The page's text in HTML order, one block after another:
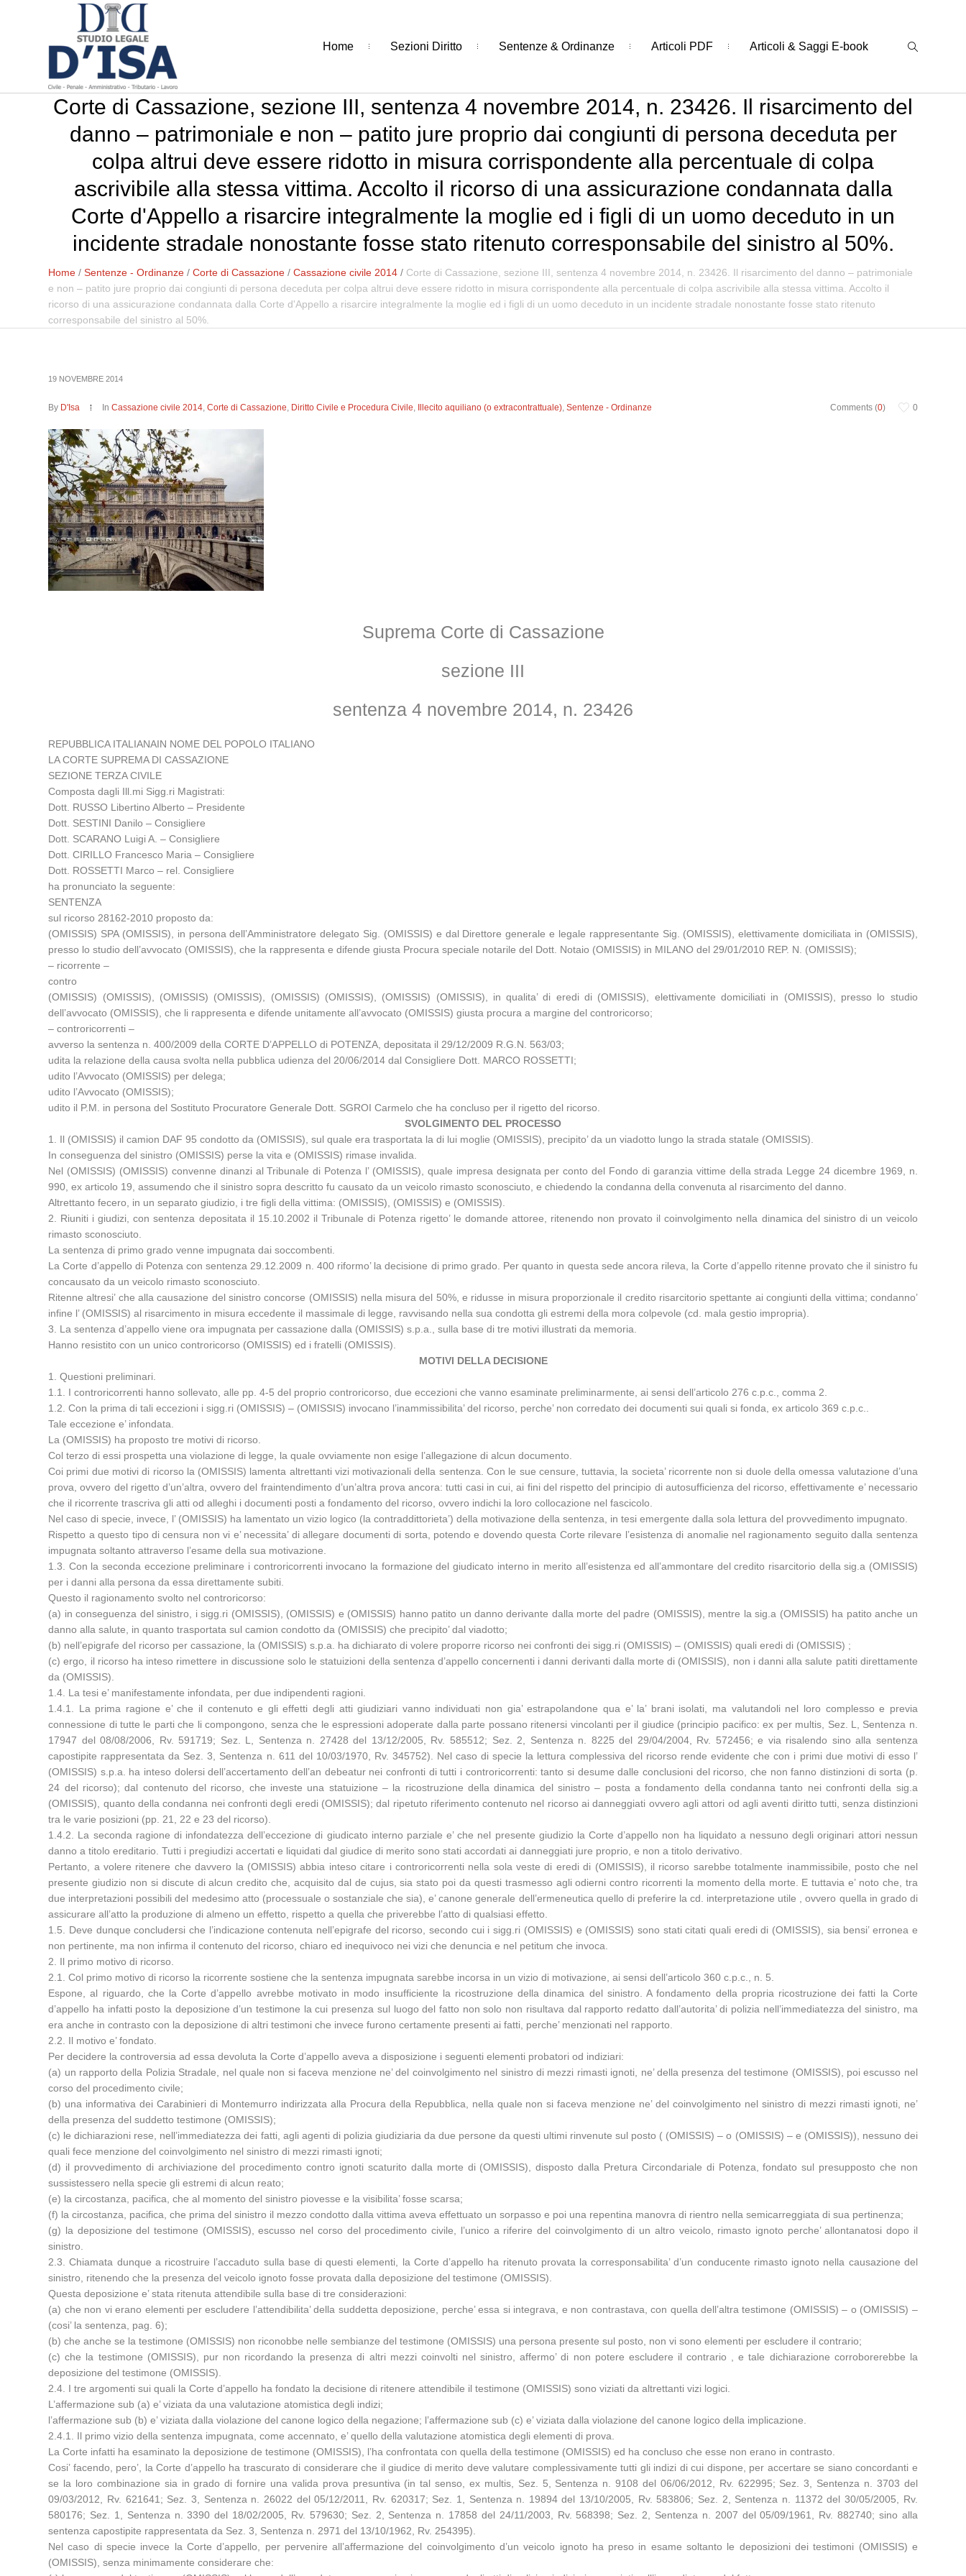
Home Sezioni Diritto Sentenze & Ordinanze Articoli PDF Articoli & Saggi E-book
Corte di Cassazione, sezione III, sentenza 4 novembre 2014, n. 23426. Il risarcimento del
danno – patrimoniale e non – patito jure proprio dai congiunti di persona deceduta per
colpa altrui deve essere ridotto in misura corrispondente alla percentuale di colpa
ascrivibile alla stessa vittima. Accolto il ricorso di una assicurazione condannata dalla
Corte d'Appello a risarcire integralmente la moglie ed i figli di un uomo deceduto in un
incidente stradale nonostante fosse stato ritenuto corresponsabile del sinistro al 50%.
Home /Sentenze - Ordinanze /Corte di Cassazione /Cassazione civile 2014 / Corte di Cassazione, sezione III, sentenza 4 novembre 2014, n. 23426. Il risarcimento del danno – patrimoniale
e non – patito jure proprio dai congiunti di persona deceduta per colpa altrui deve essere ridotto in misura corrispondente alla percentuale di colpa ascrivibile alla stessa vittima. Accolto il
ricorso di una assicurazione condannata dalla Corte d'Appello a risarcire integralmente la moglie ed i figli di un uomo deceduto in un incidente stradale nonostante fosse stato ritenuto
corresponsabile del sinistro al 50%.
19 NOVEMBRE 2014
Comments (0) 0
By D'Isa InCassazione civile 2014,Corte di Cassazione, Diritto Civile e Procedura Civile, Illecito aquiliano (o extracontrattuale),Sentenze - Ordinanze
Suprema Corte di Cassazione
sezione III
sentenza 4 novembre 2014, n. 23426
REPUBBLICA ITALIANAIN NOME DEL POPOLO ITALIANO
LA CORTE SUPREMA DI CASSAZIONE
SEZIONE TERZA CIVILE
Composta dagli Ill.mi Sigg.ri Magistrati:
Dott. RUSSO Libertino Alberto – Presidente
Dott. SESTINI Danilo – Consigliere
Dott. SCARANO Luigi A. – Consigliere
Dott. CIRILLO Francesco Maria – Consigliere
Dott. ROSSETTI Marco – rel. Consigliere
ha pronunciato la seguente:
SENTENZA
sul ricorso 28162-2010 proposto da:
(OMISSIS) SPA (OMISSIS), in persona dell’Amministratore delegato Sig. (OMISSIS) e dal Direttore generale e legale rappresentante Sig. (OMISSIS), elettivamente domiciliata in (OMISSIS),
presso lo studio dell’avvocato (OMISSIS), che la rappresenta e difende giusta Procura speciale notarile del Dott. Notaio (OMISSIS) in MILANO del 29/01/2010 REP. N. (OMISSIS);
– ricorrente –
contro
(OMISSIS) (OMISSIS), (OMISSIS) (OMISSIS), (OMISSIS) (OMISSIS), (OMISSIS) (OMISSIS), in qualita’ di eredi di (OMISSIS), elettivamente domiciliati in (OMISSIS), presso lo studio
dell’avvocato (OMISSIS), che li rappresenta e difende unitamente all’avvocato (OMISSIS) giusta procura a margine del controricorso;
– controricorrenti –
avverso la sentenza n. 400/2009 della CORTE D’APPELLO di POTENZA, depositata il 29/12/2009 R.G.N. 563/03;
udita la relazione della causa svolta nella pubblica udienza del 20/06/2014 dal Consigliere Dott. MARCO ROSSETTI;
udito l’Avvocato (OMISSIS) per delega;
udito l’Avvocato (OMISSIS);
udito il P.M. in persona del Sostituto Procuratore Generale Dott. SGROI Carmelo che ha concluso per il rigetto del ricorso.
SVOLGIMENTO DEL PROCESSO
1. Il (OMISSIS) il camion DAF 95 condotto da (OMISSIS), sul quale era trasportata la di lui moglie (OMISSIS), precipito’ da un viadotto lungo la strada statale (OMISSIS).
In conseguenza del sinistro (OMISSIS) perse la vita e (OMISSIS) rimase invalida.
Nel (OMISSIS) (OMISSIS) convenne dinanzi al Tribunale di Potenza l’ (OMISSIS), quale impresa designata per conto del Fondo di garanzia vittime della strada Legge 24 dicembre 1969, n.
990, ex articolo 19, assumendo che il sinistro sopra descritto fu causato da un veicolo rimasto sconosciuto, e chiedendo la condanna della convenuta al risarcimento del danno.
Altrettanto fecero, in un separato giudizio, i tre figli della vittima: (OMISSIS), (OMISSIS) e (OMISSIS).
2. Riuniti i giudizi, con sentenza depositata il 15.10.2002 il Tribunale di Potenza rigetto’ le domande attoree, ritenendo non provato il coinvolgimento nella dinamica del sinistro di un veicolo
rimasto sconosciuto.
La sentenza di primo grado venne impugnata dai soccombenti.
La Corte d’appello di Potenza con sentenza 29.12.2009 n. 400 riformo’ la decisione di primo grado. Per quanto in questa sede ancora rileva, la Corte d’appello ritenne provato che il sinistro fu
concausato da un veicolo rimasto sconosciuto.
Ritenne altresi’ che alla causazione del sinistro concorse (OMISSIS) nella misura del 50%, e ridusse in misura proporzionale il credito risarcitorio spettante ai congiunti della vittima; condanno’
infine l’ (OMISSIS) al risarcimento in misura eccedente il massimale di legge, ravvisando nella sua condotta gli estremi della mora colpevole (cd. mala gestio impropria).
3. La sentenza d’appello viene ora impugnata per cassazione dalla (OMISSIS) s.p.a., sulla base di tre motivi illustrati da memoria.
Hanno resistito con un unico controricorso (OMISSIS) ed i fratelli (OMISSIS).
MOTIVI DELLA DECISIONE
1. Questioni preliminari.
1.1. I controricorrenti hanno sollevato, alle pp. 4-5 del proprio controricorso, due eccezioni che vanno esaminate preliminarmente, ai sensi dell’articolo 276 c.p.c., comma 2.
1.2. Con la prima di tali eccezioni i sigg.ri (OMISSIS) – (OMISSIS) invocano l’inammissibilita’ del ricorso, perche’ non corredato dei documenti sui quali si fonda, ex articolo 369 c.p.c..
Tale eccezione e’ infondata.
La (OMISSIS) ha proposto tre motivi di ricorso.
Col terzo di essi prospetta una violazione di legge, la quale ovviamente non esige l’allegazione di alcun documento.
Coi primi due motivi di ricorso la (OMISSIS) lamenta altrettanti vizi motivazionali della sentenza. Con le sue censure, tuttavia, la societa’ ricorrente non si duole della omessa valutazione d’una
prova, ovvero del rigetto d’un’altra, ovvero del fraintendimento d’un’altra prova ancora: tutti casi in cui, ai fini del rispetto del principio di autosufficienza del ricorso, effettivamente e’ necessario
che il ricorrente trascriva gli atti od alleghi i documenti posti a fondamento del ricorso, ovvero indichi la loro collocazione nel fascicolo.
Nel caso di specie, invece, l’ (OMISSIS) ha lamentato un vizio logico (la contraddittorieta’) della motivazione della sentenza, in tesi emergente dalla sola lettura del provvedimento impugnato.
Rispetto a questo tipo di censura non vi e’ necessita’ di allegare documenti di sorta, potendo e dovendo questa Corte rilevare l’esistenza di anomalie nel ragionamento seguito dalla sentenza
impugnata soltanto attraverso l’esame della sua motivazione.
1.3. Con la seconda eccezione preliminare i controricorrenti invocano la formazione del giudicato interno in merito all’esistenza ed all’ammontare del credito risarcitorio della sig.a (OMISSIS)
per i danni alla persona da essa direttamente subiti.
Questo il ragionamento svolto nel controricorso:
(a) in conseguenza del sinistro, i sigg.ri (OMISSIS), (OMISSIS) e (OMISSIS) hanno patito un danno derivante dalla morte del padre (OMISSIS), mentre la sig.a (OMISSIS) ha patito anche un
danno alla salute, in quanto trasportata sul camion condotto da (OMISSIS) che precipito’ dal viadotto;
(b) nell’epigrafe del ricorso per cassazione, la (OMISSIS) s.p.a. ha dichiarato di volere proporre ricorso nei confronti dei sigg.ri (OMISSIS) – (OMISSIS) quali eredi di (OMISSIS) ;
(c) ergo, il ricorso ha inteso rimettere in discussione solo le statuizioni della sentenza d’appello concernenti i danni derivanti dalla morte di (OMISSIS), non i danni alla salute patiti direttamente
da (OMISSIS).
1.4. La tesi e’ manifestamente infondata, per due indipendenti ragioni.
1.4.1. La prima ragione e’ che il contenuto e gli effetti degli atti giudiziari vanno individuati non gia’ estrapolandone qua e’ la’ brani isolati, ma valutandoli nel loro complesso e previa
connessione di tutte le parti che li compongono, senza che le espressioni adoperate dalla parte possano ritenersi vincolanti per il giudice (principio pacifico: ex per multis, Sez. L, Sentenza n.
17947 del 08/08/2006, Rv. 591719; Sez. L, Sentenza n. 27428 del 13/12/2005, Rv. 585512; Sez. 2, Sentenza n. 8225 del 29/04/2004, Rv. 572456; e via risalendo sino alla sentenza
capostipite rappresentata da Sez. 3, Sentenza n. 611 del 10/03/1970, Rv. 345752). Nel caso di specie la lettura complessiva del ricorso rende evidente che con i primi due motivi di esso l’
(OMISSIS) s.p.a. ha inteso dolersi dell’accertamento dell’an debeatur nei confronti di tutti i controricorrenti: tanto si desume dalle conclusioni del ricorso, che non fanno distinzioni di sorta (p.
24 del ricorso); dal contenuto del ricorso, che investe una statuizione – la ricostruzione della dinamica del sinistro – posta a fondamento della condanna tanto nei confronti della sig.a
(OMISSIS), quanto della condanna nei confronti degli eredi (OMISSIS); dal ripetuto riferimento contenuto nel ricorso ai danneggiati ovvero agli attori od agli aventi diritto tutti, senza distinzioni
tra le varie posizioni (pp. 21, 22 e 23 del ricorso).
1.4.2. La seconda ragione di infondatezza dell’eccezione di giudicato interno parziale e’ che nel presente giudizio la Corte d’appello non ha liquidato a nessuno degli originari attori nessun
danno a titolo ereditario. Tutti i pregiudizi accertati e liquidati dal giudice di merito sono stati accordati ai danneggiati jure proprio, e non a titolo derivativo.
Pertanto, a volere ritenere che davvero la (OMISSIS) abbia inteso citare i controricorrenti nella sola veste di eredi di (OMISSIS), il ricorso sarebbe totalmente inammissibile, posto che nel
presente giudizio non si discute di alcun credito che, acquisito dal de cujus, sia stato poi da questi trasmesso agli odierni contro ricorrenti la momento della morte. E tuttavia e’ noto che, tra
due interpretazioni possibili del medesimo atto (processuale o sostanziale che sia), e’ canone generale dell’ermeneutica quello di preferire la cd. interpretazione utile , ovvero quella in grado di
assicurare all’atto la produzione di almeno un effetto, rispetto a quella che priverebbe l’atto di qualsiasi effetto.
1.5. Deve dunque concludersi che l’indicazione contenuta nell’epigrafe del ricorso, secondo cui i sigg.ri (OMISSIS) e (OMISSIS) sono stati citati quali eredi di (OMISSIS), sia bensi’ erronea e
non pertinente, ma non infirma il contenuto del ricorso, chiaro ed inequivoco nei vizi che denuncia e nel petitum che invoca.
2. Il primo motivo di ricorso.
2.1. Col primo motivo di ricorso la ricorrente sostiene che la sentenza impugnata sarebbe incorsa in un vizio di motivazione, ai sensi dell’articolo 360 c.p.c., n. 5.
Espone, al riguardo, che la Corte d’appello avrebbe motivato in modo insufficiente la ricostruzione della dinamica del sinistro. A fondamento della propria ricostruzione dei fatti la Corte
d’appello ha infatti posto la deposizione d’un testimone la cui presenza sul luogo del fatto non solo non risultava dal rapporto redatto dall’autorita’ di polizia nell’immediatezza del sinistro, ma
era anche in contrasto con la deposizione di altri testimoni che invece furono certamente presenti ai fatti, perche’ menzionati nel rapporto.
2.2. Il motivo e’ fondato.
Per decidere la controversia ad essa devoluta la Corte d’appello aveva a disposizione i seguenti elementi probatori od indiziari:
(a) un rapporto della Polizia Stradale, nel quale non si faceva menzione ne’ del coinvolgimento nel sinistro di mezzi rimasti ignoti, ne’ della presenza del testimone (OMISSIS), poi escusso nel
corso del procedimento civile;
(b) una informativa dei Carabinieri di Montemurro indirizzata alla Procura della Repubblica, nella quale non si faceva menzione ne’ del coinvolgimento nel sinistro di mezzi rimasti ignoti, ne’
della presenza del suddetto testimone (OMISSIS);
(c) le dichiarazioni rese, nell’immediatezza dei fatti, agli agenti di polizia giudiziaria da due persone da questi ultimi rinvenute sul posto ( (OMISSIS) – o (OMISSIS) – e (OMISSIS)), nessuno dei
quali fece menzione del coinvolgimento nel sinistro di mezzi rimasti ignoti;
(d) il provvedimento di archiviazione del procedimento contro ignoti scaturito dalla morte di (OMISSIS), disposto dalla Pretura Circondariale di Potenza, fondato sul presupposto che non
sussistessero nella specie gli estremi di alcun reato;
(e) la circostanza, pacifica, che al momento del sinistro piovesse e la visibilita’ fosse scarsa;
(f) la circostanza, pacifica, che prima del sinistro il mezzo condotto dalla vittima aveva effettuato un sorpasso e poi una repentina manovra di rientro nella semicarreggiata di sua pertinenza;
(g) la deposizione del testimone (OMISSIS), escusso nel corso del procedimento civile, l’unico a riferire del coinvolgimento di un altro veicolo, rimasto ignoto perche’ allontanatosi dopo il
sinistro.
2.3. Chiamata dunque a ricostruire l’accaduto sulla base di questi elementi, la Corte d’appello ha ritenuto provata la corresponsabilita’ d’un conducente rimasto ignoto nella causazione del
sinistro, ritenendo che la presenza del veicolo ignoto fosse provata dalla deposizione del testimone (OMISSIS).
Questa deposizione e’ stata ritenuta attendibile sulla base di tre considerazioni:
(a) che non vi erano elementi per escludere l’attendibilita’ della suddetta deposizione, perche’ essa si integrava, e non contrastava, con quella dell’altra testimone (OMISSIS) – o (OMISSIS) –
(cosi’ la sentenza, pag. 6);
(b) che anche se la testimone (OMISSIS) non riconobbe nelle sembianze del testimone (OMISSIS) una persona presente sul posto, non vi sono elementi per escludere il contrario;
(c) che la testimone (OMISSIS), pur non ricordando la presenza di altri mezzi coinvolti nel sinistro, affermo’ di non potere escludere il contrario , e tale dichiarazione corroborerebbe la
deposizione del testimone (OMISSIS).
2.4. I tre argomenti sui quali la Corte d’appello ha fondato la decisione di ritenere attendibile il testimone (OMISSIS) sono viziati da altrettanti vizi logici.
L’affermazione sub (a) e’ viziata da una valutazione atomistica degli indizi;
l’affermazione sub (b) e’ viziata dalla violazione del canone logico della negazione; l’affermazione sub (c) e’ viziata dalla violazione del canone logico della implicazione.
2.4.1. Il primo vizio della sentenza impugnata, come accennato, e’ quello della valutazione atomistica degli elementi di prova.
La Corte infatti ha esaminato la deposizione de testimone (OMISSIS), l’ha confrontata con quella della testimone (OMISSIS) ed ha concluso che esse non erano in contrasto.
Cosi’ facendo, pero’, la Corte d’appello ha trascurato di considerare che il giudice di merito deve valutare complessivamente tutti gli indizi di cui dispone, per accertare se siano concordanti e
se la loro combinazione sia in grado di fornire una valida prova presuntiva (in tal senso, ex multis, Sez. 5, Sentenza n. 9108 del 06/06/2012, Rv. 622995; Sez. 3, Sentenza n. 3703 del
09/03/2012, Rv. 621641; Sez. 3, Sentenza n. 26022 del 05/12/2011, Rv. 620317; Sez. 1, Sentenza n. 19894 del 13/10/2005, Rv. 583806; Sez. 2, Sentenza n. 11372 del 30/05/2005, Rv.
580176; Sez. 1, Sentenza n. 3390 del 18/02/2005, Rv. 579630; Sez. 2, Sentenza n. 17858 del 24/11/2003, Rv. 568398; Sez. 2, Sentenza n. 2007 del 05/09/1961, Rv. 882740; sino alla
sentenza capostipite rappresentata da Sez. 3, Sentenza n. 2971 del 13/10/1962, Rv. 254395).
Nel caso di specie invece la Corte d’appello, per pervenire all’affermazione del coinvolgimento d’un veicolo ignoto ha preso in esame soltanto le deposizioni dei testimoni (OMISSIS) e
(OMISSIS), senza minimamente considerare che: